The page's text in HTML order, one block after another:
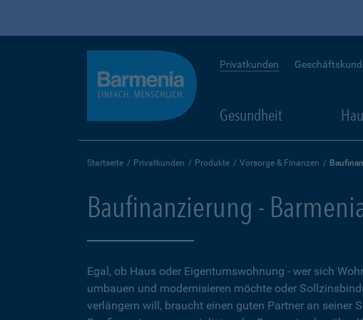
Privatkunden
Gesundheit
Startseite Privatkunden Produkte Vorsorge & Finanzen
Baufinanzierung -
Egal, ob Haus oder Eigentumswohnung - wer sich
umbauen und modernisieren möchte oder
verlängern will, braucht einen guten Partner an seiner